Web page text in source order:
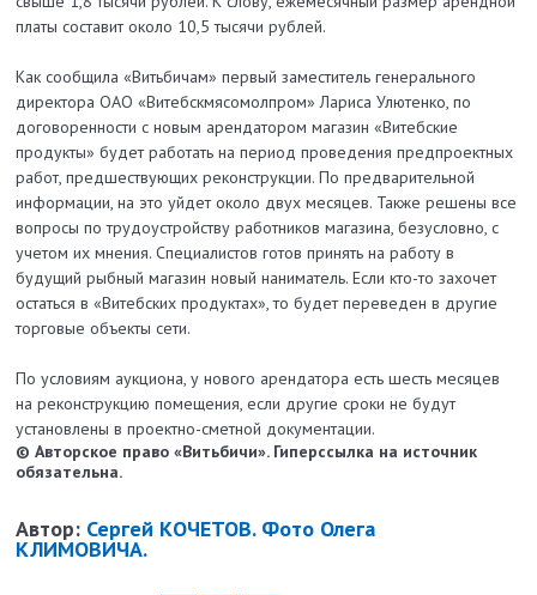
платы составит около 10,5 тысячи рублей.
Как сообщила «Витьбичам» первый заместитель генерального
директора ОАО «Витебскмясомолпром» Лариса Улютенко, по
договоренности с новым арендатором магазин «Витебские
продукты» будет работать на период проведения предпроектных
работ, предшествующих реконструкции. По предварительной
информации, на это уйдет около двух месяцев. Также решены все
вопросы по трудоустройству работников магазина, безусловно, с
учетом их мнения. Специалистов готов принять на работу в
будущий рыбный магазин новый наниматель. Если кто-то захочет
остаться в «Витебских продуктах», то будет переведен в другие
торговые объекты сети.
По условиям аукциона, у нового арендатора есть шесть месяцев
на реконструкцию помещения, если другие сроки не будут
установлены в проектно-сметной документации.
© Авторское право «Витьбичи». Гиперссылка на источник
обязательна.
Автор: Сергей КОЧЕТОВ. Фото Олега
КЛИМОВИЧА.